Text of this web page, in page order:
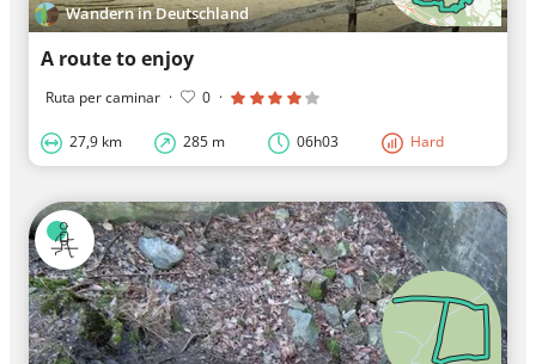
Wandern in Deutschland
A route to enjoy
Ruta per caminar · 0 ·
27,9 km 285 m 06h03 Hard